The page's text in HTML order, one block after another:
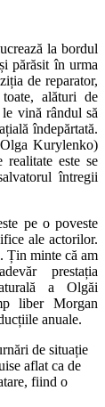
la bordul
părăsit în urma
de reparator,
alături de
vină rândul să
îndepărtată.
Kurylenko)
realitate este se
întregii
pe o poveste
ale actorilor.
Țin minte că am
prestația
a Olgăi
liber Morgan
anuale.
de situație
aflat ca de
fiind o